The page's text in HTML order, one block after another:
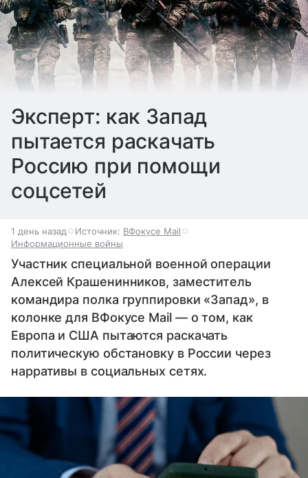
Эксперт: как Запад
пытается раскачать
Россию при помощи
соцсетей
1 день назад Источник: ВФокусе Mail
Информационные войны
Участник специальной военной операции
Алексей Крашенинников, заместитель
командира полка группировки «Запад», в
колонке для ВФокусе Mail — о том, как
Европа и США пытаются раскачать
политическую обстановку в России через
нарративы в социальных сетях.